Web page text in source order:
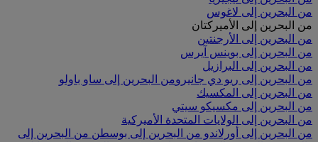
من البحرين إلى لاغوس
من البحرين إلى الأميركتان
من البحرين إلى الأرجنتين
من البحرين إلى بوينس آيرس
من البحرين إلى البرازيل
من البحرين إلى ريو دي جانيرومن البحرين إلى ساو باولو
من البحرين إلى المكسيك
من البحرين إلى مكسيكو سيتي
من البحرين إلى الولايات المتحدة الأميركية
من البحرين إلى أورلاندو من البحرين إلى بوسطن من البحرين إلى